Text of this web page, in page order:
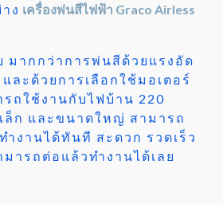
ง เครื่องพ่นสีไฟฟ้า Graco Airless
มากกว่าการพ่นสีด้วยแรงอัด
ละด้วยการเลือกใช้มอเตอร์
ถใช้งานกับไฟบ้าน 220
ล็ก และขนาดใหญ่ สามารถ
ำงานได้ทันที สะดวก รวดเร็ว
ารถต่อแล้วทำงานได้เลย